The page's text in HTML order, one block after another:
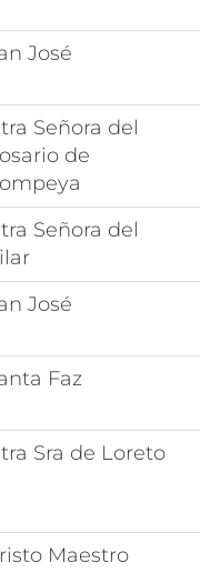
José
Señora del
de
Señora del
José
Faz
Sra de Loreto
Maestro